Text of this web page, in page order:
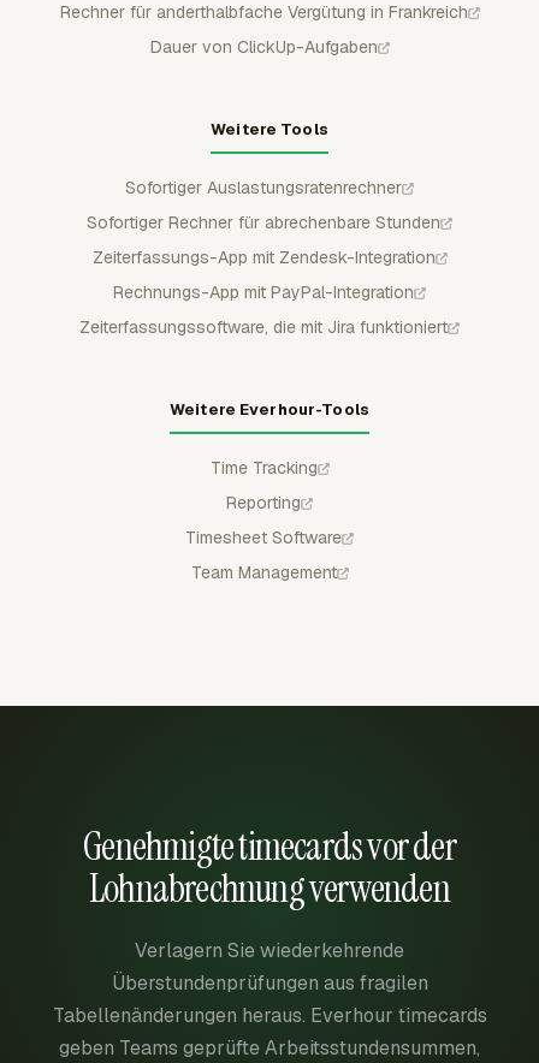
Rechner für anderthalbfache Vergütung in Frankreich
Dauer von ClickUp-Aufgaben
Weitere Tools
Sofortiger Auslastungsratenrechner
Sofortiger Rechner für abrechenbare Stunden
Zeiterfassungs-App mit Zendesk-Integration
Rechnungs-App mit PayPal-Integration
Zeiterfassungssoftware, die mit Jira funktioniert
Weitere Everhour-Tools
Time Tracking
Reporting
Timesheet Software
Team Management
Genehmigte timecards vor der
Lohnabrechnung verwenden
Verlagern Sie wiederkehrende
Überstundenprüfungen aus fragilen
Tabellenänderungen heraus. Everhour timecards
geben Teams geprüfte Arbeitsstundensummen,